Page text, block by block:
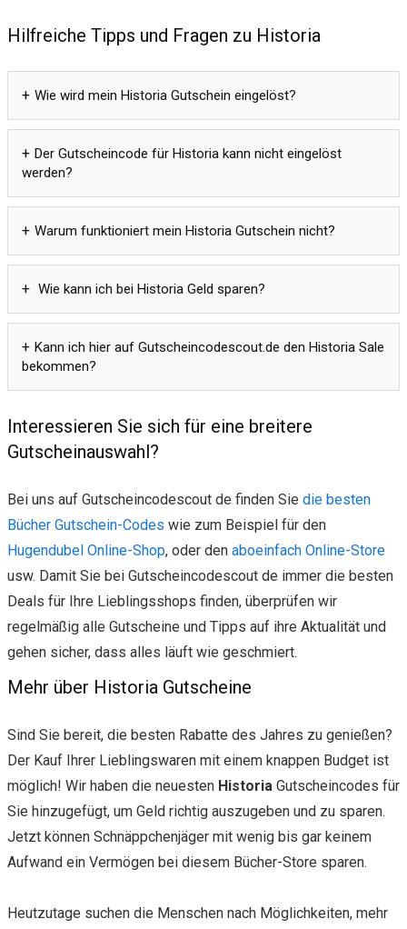
Hilfreiche Tipps und Fragen zu Historia
Wie wird mein Historia Gutschein eingelöst?
Der Gutscheincode für Historia kann nicht eingelöst
werden?
Warum funktioniert mein Historia Gutschein nicht?
Wie kann ich bei Historia Geld sparen?
Kann ich hier auf Gutscheincodescout.de den Historia Sale
bekommen?
Interessieren Sie sich für eine breitere
Gutscheinauswahl?
Bei uns auf Gutscheincodescout de finden Sie die besten
Bücher Gutschein-Codes wie zum Beispiel für den
Hugendubel Online-Shop, oder den aboeinfach Online-Store
usw. Damit Sie bei Gutscheincodescout de immer die besten
Deals für Ihre Lieblingsshops finden, überprüfen wir
regelmäßig alle Gutscheine und Tipps auf ihre Aktualität und
gehen sicher, dass alles läuft wie geschmiert.
Mehr über Historia Gutscheine
Sind Sie bereit, die besten Rabatte des Jahres zu genießen?
Der Kauf Ihrer Lieblingswaren mit einem knappen Budget ist
möglich! Wir haben die neuesten Historia Gutscheincodes für
Sie hinzugefügt, um Geld richtig auszugeben und zu sparen.
Jetzt können Schnäppchenjäger mit wenig bis gar keinem
Aufwand ein Vermögen bei diesem Bücher-Store sparen.
Heutzutage suchen die Menschen nach Möglichkeiten, mehr